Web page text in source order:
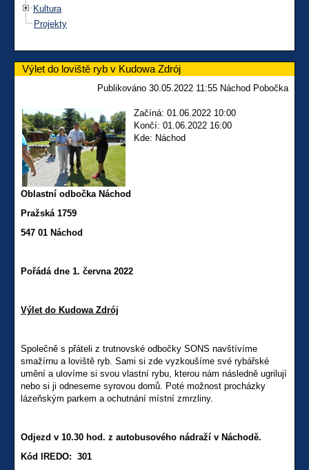
Kultura
Projekty
Výlet do loviště ryb v Kudowa Zdrój
Publikováno 30.05.2022 11:55 Náchod Pobočka
Začíná: 01.06.2022 10:00
Končí: 01.06.2022 16:00
Kde: Náchod
Oblastní odbočka Náchod
Pražská 1759
547 01 Náchod
Pořádá dne 1. června 2022
Výlet do Kudowa Zdrój
Společně s přáteli z trutnovské odbočky SONS navštívíme
smažírnu a loviště ryb. Sami si zde vyzkoušíme své rybářské
umění a ulovíme si svou vlastní rybu, kterou nám následně ugrilují
nebo si ji odneseme syrovou domů. Poté možnost procházky
lázeňským parkem a ochutnání místní zmrzliny.
Odjezd v 10.30 hod. z autobusového nádraží v Náchodě.
Kód IREDO: 301